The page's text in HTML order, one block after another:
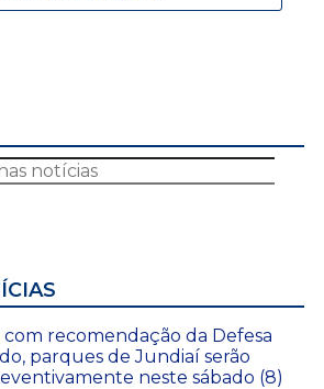
recomendação da Defesa
parques de Jundiaí serão
neste sábado (8)